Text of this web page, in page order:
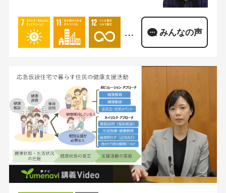
… みんなの声